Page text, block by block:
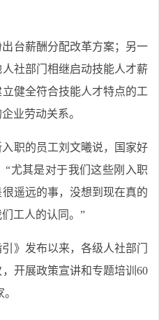
台薪酬分配改革方案；另一
社部门相继启动技能人才薪
健全符合技能人才特点的工
业劳动关系。
职的员工刘文曦说，国家好
尤其是对于我们这些刚入职
遥远的事，没想到现在真的
工人的认同。”
》发布以来，各级人社部门
开展政策宣讲和专题培训60